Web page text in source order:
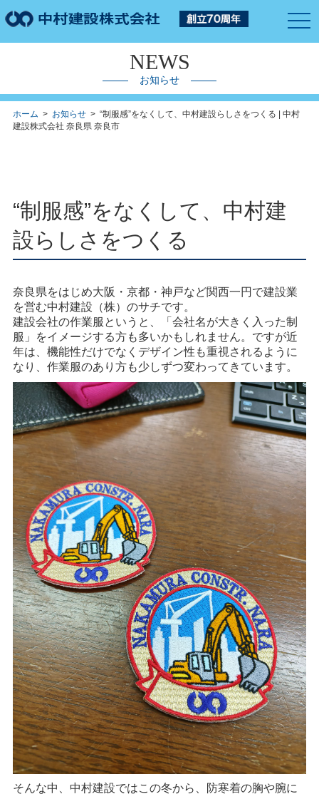
NEWS
お知らせ
ホーム > お知らせ> “制服感”をなくして、中村建設らしさをつくる | 中村
建設株式会社 奈良県 奈良市
“制服感”をなくして、中村建
設らしさをつくる
奈良県をはじめ大阪・京都・神戸など関西一円で建設業
を営む中村建設（株）のサチです。
建設会社の作業服というと、「会社名が大きく入った制
服」をイメージする方も多いかもしれません。ですが近
年は、機能性だけでなくデザイン性も重視されるように
なり、作業服のあり方も少しずつ変わってきています。
そんな中、中村建設ではこの冬から、防寒着の胸や腕に